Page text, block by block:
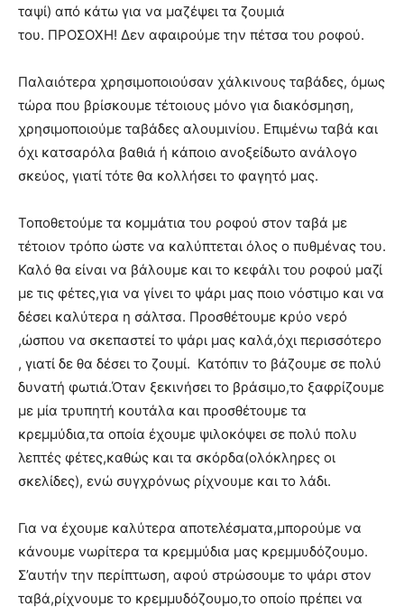
ταψί) από κάτω για να μαζέψει τα ζουμιά
του. ΠΡΟΣΟΧΗ! Δεν αφαιρούμε την πέτσα του ροφού.
Παλαιότερα χρησιμοποιούσαν χάλκινους ταβάδες, όμως
τώρα που βρίσκουμε τέτοιους μόνο για διακόσμηση,
χρησιμοποιούμε ταβάδες αλουμινίου. Επιμένω ταβά και
όχι κατσαρόλα βαθιά ή κάποιο ανοξείδωτο ανάλογο
σκεύος, γιατί τότε θα κολλήσει το φαγητό μας.
Τοποθετούμε τα κομμάτια του ροφού στον ταβά με
τέτοιον τρόπο ώστε να καλύπτεται όλος ο πυθμένας του.
Καλό θα είναι να βάλουμε και το κεφάλι του ροφού μαζί
με τις φέτες,για να γίνει το ψάρι μας ποιο νόστιμο και να
δέσει καλύτερα η σάλτσα. Προσθέτουμε κρύο νερό
,ώσπου να σκεπαστεί το ψάρι μας καλά,όχι περισσότερο
, γιατί δε θα δέσει το ζουμί. Κατόπιν το βάζουμε σε πολύ
δυνατή φωτιά.Όταν ξεκινήσει το βράσιμο,το ξαφρίζουμε
με μία τρυπητή κουτάλα και προσθέτουμε τα
κρεμμύδια,τα οποία έχουμε ψιλοκόψει σε πολύ πολυ
λεπτές φέτες,καθώς και τα σκόρδα(ολόκληρες οι
σκελίδες), ενώ συγχρόνως ρίχνουμε και το λάδι.
Για να έχουμε καλύτερα αποτελέσματα,μπορούμε να
κάνουμε νωρίτερα τα κρεμμύδια μας κρεμμυδόζουμο.
Σ’αυτήν την περίπτωση, αφού στρώσουμε το ψάρι στον
ταβά,ρίχνουμε το κρεμμυδόζουμο,το οποίο πρέπει να